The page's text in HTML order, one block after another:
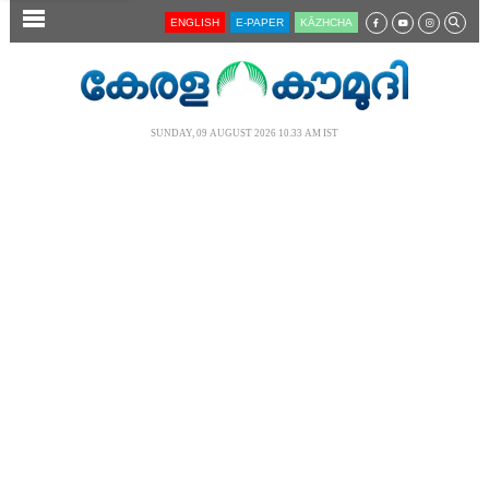
SECTIONS ENGLISH E-PAPER KĀZHCHA
SUNDAY, 09 AUGUST 2026 10.33 AM IST